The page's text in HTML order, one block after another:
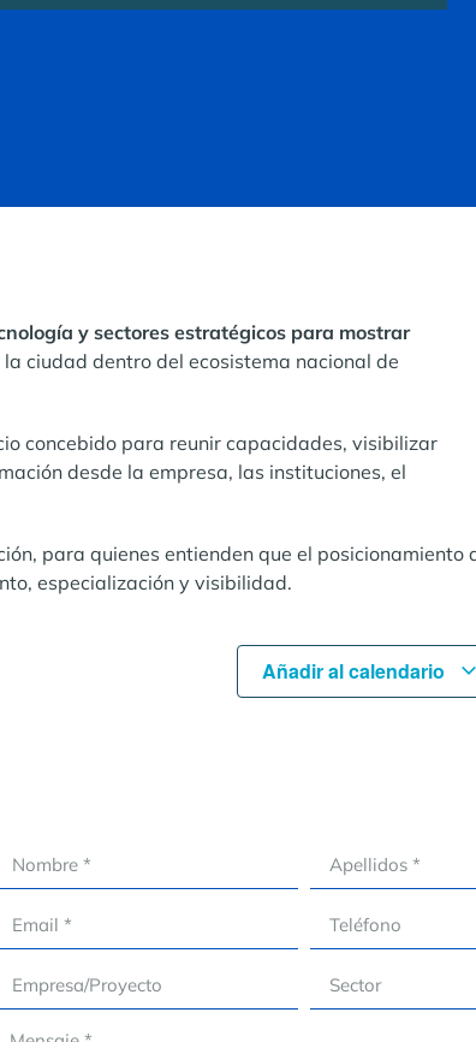
y sectores estratégicos para mostrar
ciudad dentro del ecosistema nacional de
concebido para reunir capacidades, visibilizar
desde la empresa, las instituciones, el
para quienes entienden que el posicionamiento
especialización y visibilidad.
Añadir al calendario